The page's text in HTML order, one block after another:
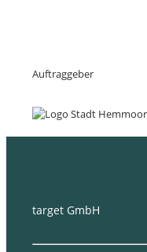
Auftraggeber
target GmbH